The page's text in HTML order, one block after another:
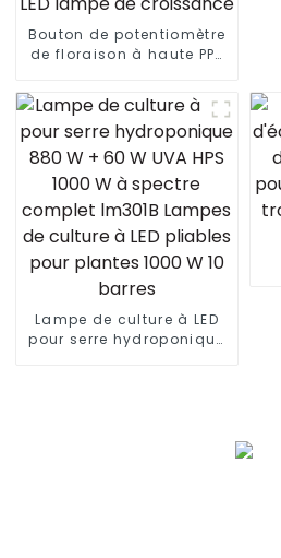
Bouton de potentiomètre
de floraison à haute PPF
W 600 W blanc froid
barre de maison 150 x
150 LED lampe de
croissance
Lampe de culture à LED
pour serre hydroponique